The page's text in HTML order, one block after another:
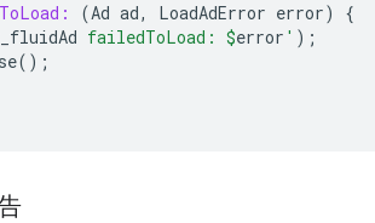
(Ad ad, LoadAdError error)
{
_fluidAd failedToLoad: $error ' );
();